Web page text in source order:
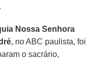
Nossa Senhora
, no ABC paulista, foi
o sacrário,